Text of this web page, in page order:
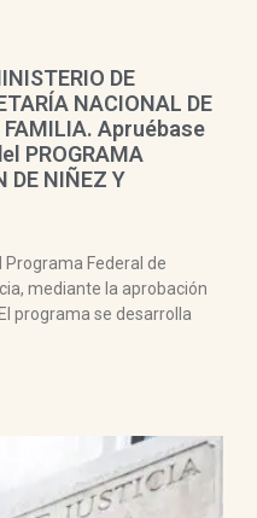
DE
NACIONAL DE
FAMILIA. Apruébase
PROGRAMA
DE NIÑEZ Y
Programa Federal de
mediante la aprobación
programa se desarrolla